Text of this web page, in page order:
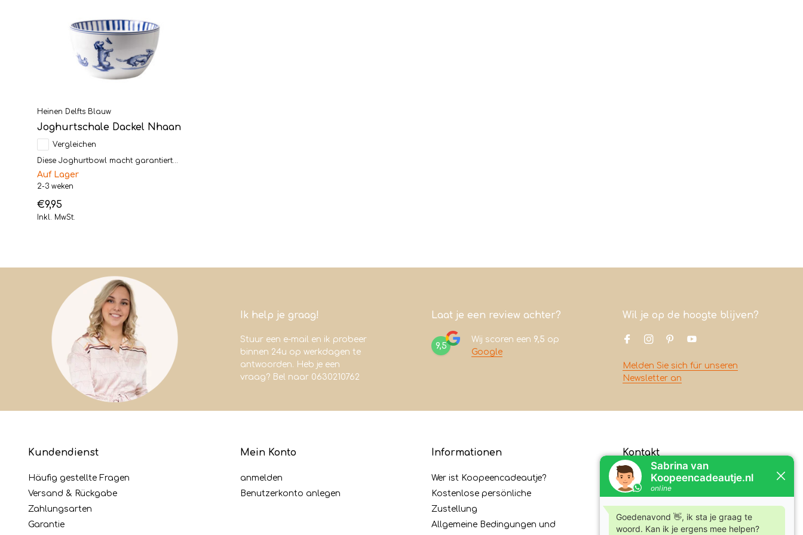
Heinen Delfts Blauw
Joghurtschale Dackel Nhaan
Vergleichen
Diese Joghurtbowl macht garantiert...
Auf Lager
2-3 weken
€9,95
Inkl. MwSt.
Ik help je graag!
Stuur een e-mail en ik probeer
binnen 24u op werkdagen te
antwoorden. Heb je een
vraag? Bel naar 0630210762
Laat je een review achter?
9,5
Wij scoren een 9,5 op
Google
Wil je op de hoogte blijven?
Melden Sie sich für unseren
Newsletter an
Kundendienst
Häufig gestellte Fragen
Versand & Rückgabe
Zahlungsarten
Garantie
Mein Konto
anmelden
Benutzerkonto anlegen
Informationen
Wer ist Koopeencadeautje?
Kostenlose persönliche
Zustellung
Allgemeine Bedingungen und
Kontakt
Koopeencadeautje.nl
Varsenerstraat 4
+31630210762